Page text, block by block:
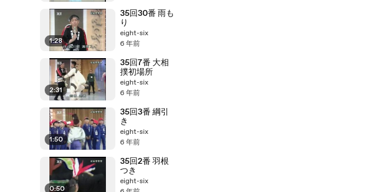
1:28
35回30番 雨も
り
eight-six
6 年前
2:31
35回7番 大相
撲初場所
eight-six
6 年前
1:50
35回3番 綱引
き
eight-six
6 年前
0:50
35回2番 羽根
つき
eight-six